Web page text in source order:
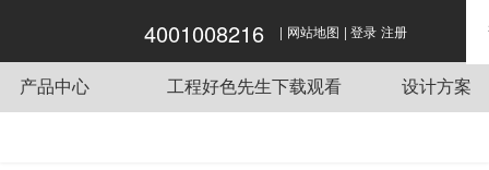
好色APP在线观看,好色先生APP下载,好色先
生视频网站,好色先生下载观看
4001008216 | 网站地图 | 登录 注册
产品中心 工程好色先生下载观看 设计方案